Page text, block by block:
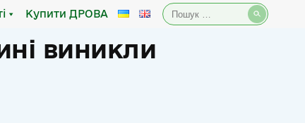
Купити ДРОВА Пошук:
виникли